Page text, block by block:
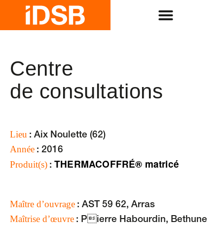
Centre
de consul­tations
Lieu : Aix Noulette (62)
Année : 2016
Produit(s) : THERMACOFFRÉ® matricé
Maître d’ouvrage : AST 59 62, Arras
Maîtrise d’œuvre : Pierre Habourdin, Bethune